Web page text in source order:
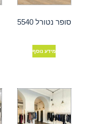
סופר נטורל 5540
מידע נוסף